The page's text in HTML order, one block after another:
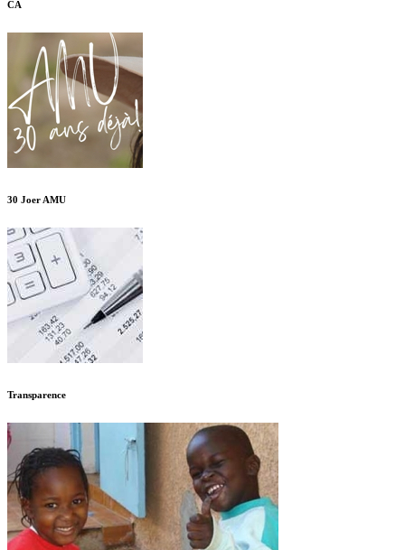
CA
30 Joer AMU
Transparence